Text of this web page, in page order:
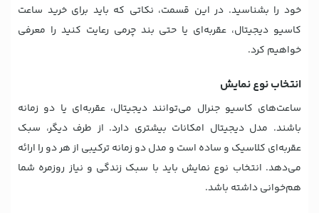
خود را بشناسید. در این قسمت، نکاتی که باید برای خرید ساعت
کاسیو دیجیتال، عقربه‌ای یا حتی بند چرمی رعایت کنید را معرفی
خواهیم کرد.
انتخاب نوع نمایش
ساعت‌های کاسیو جنرال می‌توانند دیجیتال، عقربه‌ای یا دو زمانه
باشند. مدل دیجیتال امکانات بیشتری دارد. از طرف دیگر، سبک
عقربه‌ای کلاسیک و ساده است و مدل دو زمانه ترکیبی از هر دو را ارائه
می‌دهد. انتخاب نوع نمایش باید با سبک زندگی و نیاز روزمره شما
هم‌خوانی داشته باشد.